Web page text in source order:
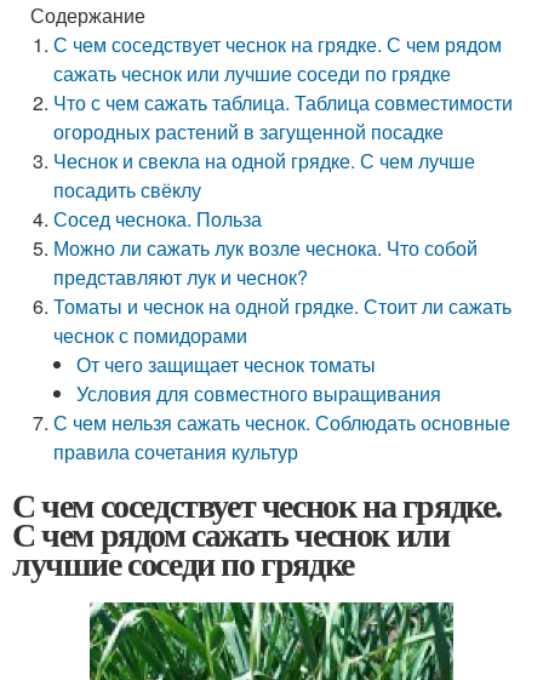
Содержание
С чем соседствует чеснок на грядке. С чем рядом
сажать чеснок или лучшие соседи по грядке
Что с чем сажать таблица. Таблица совместимости
огородных растений в загущенной посадке
Чеснок и свекла на одной грядке. С чем лучше
посадить свёклу
Сосед чеснока. Польза
Можно ли сажать лук возле чеснока. Что собой
представляют лук и чеснок?
Томаты и чеснок на одной грядке. Стоит ли сажать
чеснок с помидорами
От чего защищает чеснок томаты
Условия для совместного выращивания
С чем нельзя сажать чеснок. Соблюдать основные
правила сочетания культур
С чем соседствует чеснок на грядке.
С чем рядом сажать чеснок или
лучшие соседи по грядке